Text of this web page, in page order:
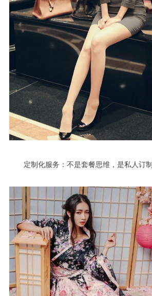
定制化服务：不是套餐思维，是私人订制